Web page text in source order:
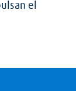
el